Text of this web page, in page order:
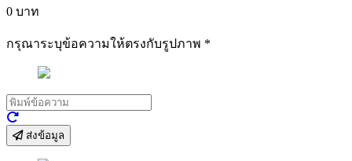
0 บาท
กรุณาระบุข้อความให้ตรงกับรูปภาพ *
ส่งข้อมูล